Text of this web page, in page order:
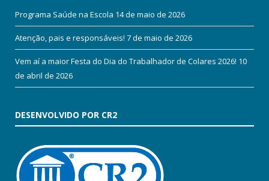
Programa Saúde na Escola 14 de maio de 2026
Atenção, pais e responsáveis! 7 de maio de 2026
Vem aí a maior Festa do Dia do Trabalhador de Colares 2026! 10
de abril de 2026
DESENVOLVIDO POR CR2